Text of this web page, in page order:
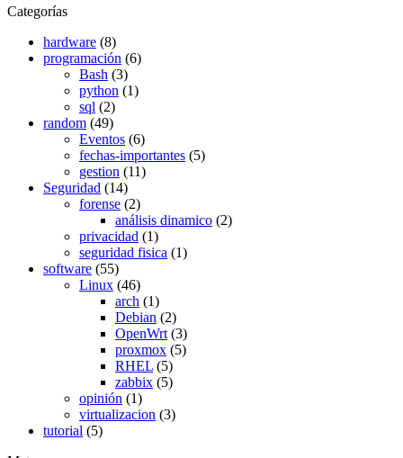
Categorías
hardware (8)
programación (6)
Bash (3)
python (1)
sql (2)
random (49)
Eventos (6)
fechas-importantes (5)
gestion (11)
Seguridad (14)
forense (2)
análisis dinamico (2)
privacidad (1)
seguridad fisica (1)
software (55)
Linux (46)
arch (1)
Debian (2)
OpenWrt (3)
proxmox (5)
RHEL (5)
zabbix (5)
opinión (1)
virtualizacion (3)
tutorial (5)